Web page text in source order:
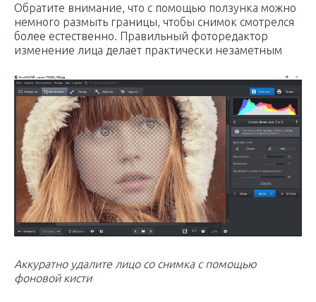
Обратите внимание, что с помощью ползунка можно
немного размыть границы, чтобы снимок смотрелся
более естественно. Правильный фоторедактор
изменение лица делает практически незаметным
Аккуратно удалите лицо со снимка с помощью
фоновой кисти